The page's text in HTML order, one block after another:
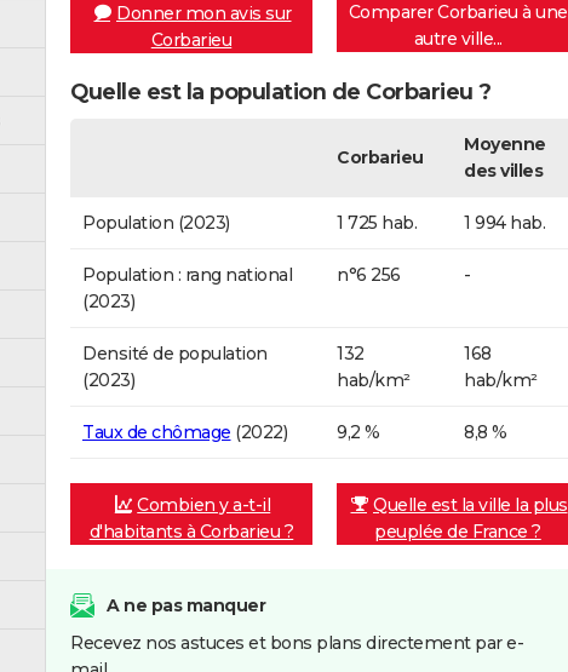
Donner mon avis sur
Corbarieu
Comparer Corbarieu à une
autre ville...
Quelle est la population de Corbarieu ?
Corbarieu
Moyenne
des villes
Population (2023) 1 725 hab. 1 994 hab.
Population : rang national
(2023)
n°6 256 -
Densité de population
(2023)
132
hab/km²
168
hab/km²
Taux de chômage (2022) 9,2 % 8,8 %
Combien y a-t-il
d'habitants à Corbarieu ?
Quelle est la ville la plus
peuplée de France ?
A ne pas manquer
Recevez nos astuces et bons plans directement par e-